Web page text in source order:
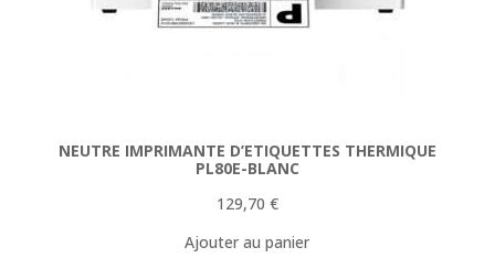
NEUTRE IMPRIMANTE D’ETIQUETTES THERMIQUE
PL80E-BLANC
129,70 €
Ajouter au panier